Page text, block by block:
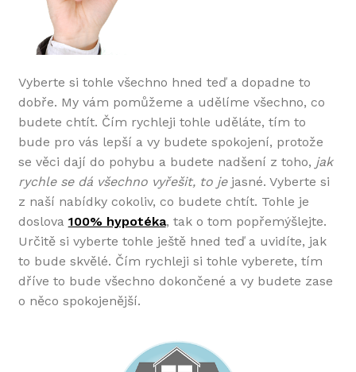
Vyberte si tohle všechno hned teď a dopadne to
dobře. My vám pomůžeme a udělíme všechno, co
budete chtít. Čím rychleji tohle uděláte, tím to
bude pro vás lepší a vy budete spokojení, protože
se věci dají do pohybu a budete nadšení z toho, jak
rychle se dá všechno vyřešit, to jejasné. Vyberte si
z naší nabídky cokoliv, co budete chtít. Tohle je
doslova 100% hypotéka, tak o tom popřemýšlejte.
Určitě si vyberte tohle ještě hned teď a uvidíte, jak
to bude skvělé. Čím rychleji si tohle vyberete, tím
dříve to bude všechno dokončené a vy budete zase
o něco spokojenější.